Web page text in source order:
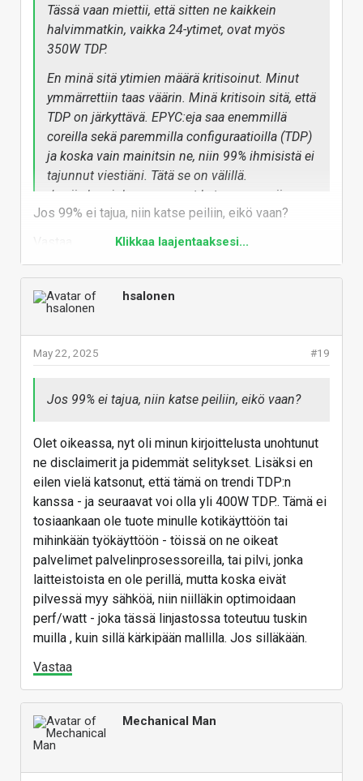
mainitsin ne, niin 99% ihmisistä ei tajunnut viestiäni.
Tätä se on välillä.
Ja siis kun joku menee nyt katsomaan, niin 128/192-
core EPYC:it kuluttaa enemmän, mutta se ei ole
tasainen 350W TDP koko malliston läpi.
Tosin enpä sitten eilen katsonut, että Threadripper-
malliston kasvusuunta on ollut se kasvava TDP ja se
on ollut sama koko malliston läpi. Itse tosiaan
jättäisin kauppaan ja ostaisin EPYC:ejä mieluummin.
Vastaa
Tässä vaan miettii, että sitten ne kaikkein
halvimmatkin, vaikka 24-ytimet, ovat myös
350W TDP.
En minä sitä ytimien määrä kritisoinut. Minut
ymmärrettiin taas väärin. Minä kritisoin sitä, että
TDP on järkyttävä. EPYC:eja saa enemmillä
coreilla sekä paremmilla configuraatioilla (TDP)
ja koska vain mainitsin ne, niin 99% ihmisistä ei
tajunnut viestiäni. Tätä se on välillä.
Ja siis kun joku menee nyt katsomaan, niin
128/192-core EPYC:it kuluttaa enemmän, mutta
se ei ole tasainen 350W TDP koko malliston
--
Tosin enpä sitten eilen katsonut, että
Threadripper-malliston kasvusuunta on ollut se
kasvava TDP ja se on ollut sama koko malliston
läpi. Itse tosiaan jättäisin kauppaan ja ostaisin
Mielestäni 350W TDP 12-ydin on vieläkin typerä
Jos 99% ei tajua, niin katse peiliin, eikö vaan?
Klikkaa laajentaaksesi...
hsalonen
#19
May 22, 2025
Jos 99% ei tajua, niin katse peiliin, eikö vaan?
Olet oikeassa, nyt oli minun kirjoittelusta unohtunut
ne disclaimerit ja pidemmät selitykset. Lisäksi en
eilen vielä katsonut, että tämä on trendi TDP:n
kanssa - ja seuraavat voi olla yli 400W TDP.. Tämä ei
tosiaankaan ole tuote minulle kotikäyttöön tai
mihinkään työkäyttöön - töissä on ne oikeat
palvelimet palvelinprosessoreilla, tai pilvi, jonka
laitteistoista en ole perillä, mutta koska eivät
pilvessä myy sähköä, niin niilläkin optimoidaan
perf/watt - joka tässä linjastossa toteutuu tuskin
muilla , kuin sillä kärkipään mallilla. Jos silläkään.
Vastaa
Mechanical Man